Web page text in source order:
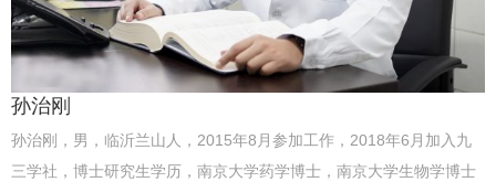
孙治刚
孙治刚，男，临沂兰山人，2015年8月参加工作，2018年6月加入九
三学社，博士研究生学历，南京大学药学博士，南京大学生物学博士